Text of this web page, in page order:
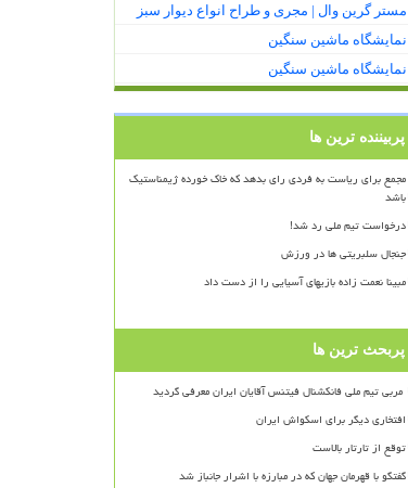
مستر گرین وال | مجری و طراح انواع دیوار سبز
نمایشگاه ماشین سنگین
نمایشگاه ماشین سنگین
پربیننده ترین ها
مجمع برای ریاست به فردی رای بدهد که خاک خورده ژیمناستیک
باشد
درخواست تیم ملی رد شد!
جنجال سلبریتی ها در ورزش
مبینا نعمت زاده بازیهای آسیایی را از دست داد
پربحث ترین ها
افتخاری دیگر برای اسکواش ایران
توقع از تارتار بالاست
گفتگو با قهرمان جهان که در مبارزه با اشرار جانباز شد